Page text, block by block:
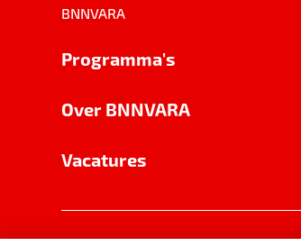
BNNVARA
Programma's
Over BNNVARA
Vacatures